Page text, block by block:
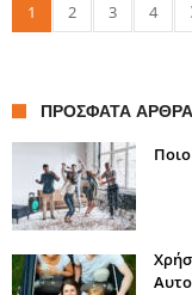
1 2 3 4
ΠΡΌΣΦΑΤΑ ΆΡΘΡΑ